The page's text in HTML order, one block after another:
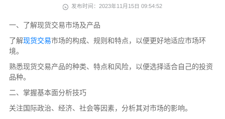
发布时间：2023年11月15日 09:54:52
一、了解现货交易市场及产品
了解现货交易市场的构成、规则和特点，以便更好地适应市场环
境。
熟悉现货交易产品的种类、特点和风险，以便选择适合自己的投资
品种。
二、掌握基本面分析技巧
关注国际政治、经济、社会等因素，分析其对市场的影响。